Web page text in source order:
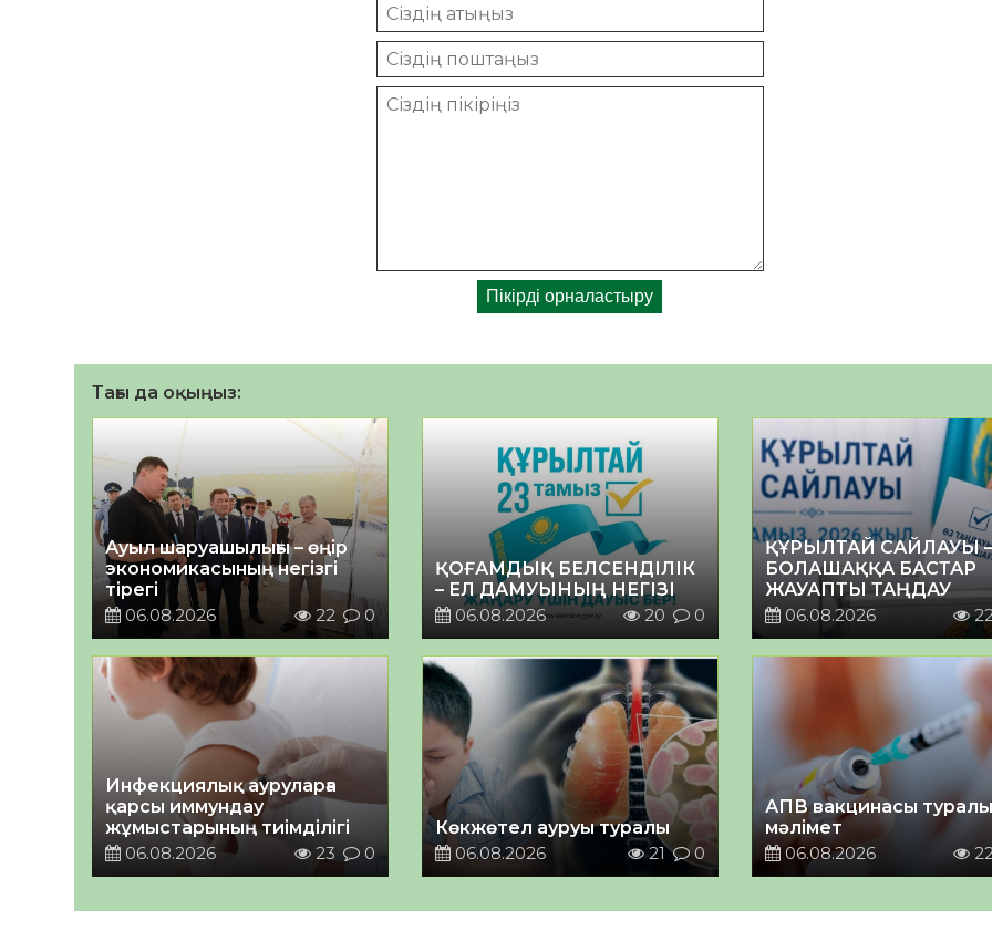
Тағы да оқыңыз:
Ауыл шаруашылығы – өңір
экономикасының негізгі
тірегі
06.08.2026
22 0
ҚОҒАМДЫҚ БЕЛСЕНДІЛІК
– ЕЛ ДАМУЫНЫҢ НЕГІЗІ
06.08.2026
20 0
ҚҰРЫЛТАЙ САЙЛАУЫ –
БОЛАШАҚҚА БАСТАР
ЖАУАПТЫ ТАҢДАУ
06.08.2026
Инфекциялық ауруларға
қарсы иммундау
жұмыстарының тиімділігі
06.08.2026
23 0
Көкжөтел ауруы туралы
06.08.2026
21 0
АПВ вакцинасы туралы
мәлімет
06.08.2026